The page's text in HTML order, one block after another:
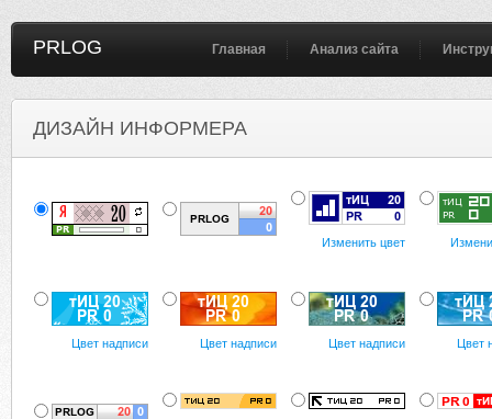
PRLOG Главная Анализ сайта
ДИЗАЙН ИНФОРМЕРА
Изменить цвет
Цвет надписи Цвет надписи Цвет надписи Цвет